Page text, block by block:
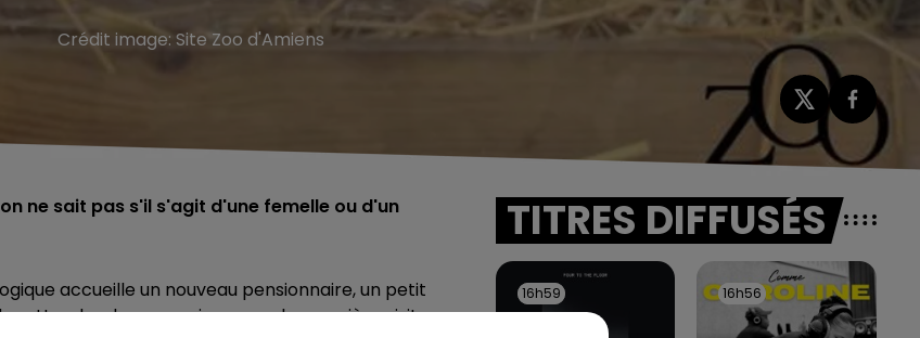
Crédit image: Site Zoo d'Amiens
ne sait pas s'il s'agit d'une femelle ou d'un
accueille un nouveau pensionnaire, un petit
attendre deux semaines pour la première visite
TITRES DIFFUSÉS
16h59
16h59 16h56
16h56